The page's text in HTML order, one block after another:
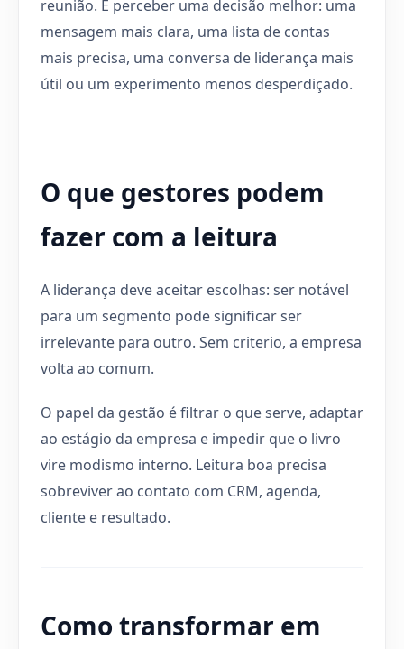
reunião. É perceber uma decisão melhor: uma
mensagem mais clara, uma lista de contas
mais precisa, uma conversa de liderança mais
útil ou um experimento menos desperdiçado.
O que gestores podem
fazer com a leitura
A liderança deve aceitar escolhas: ser notável
para um segmento pode significar ser
irrelevante para outro. Sem criterio, a empresa
volta ao comum.
O papel da gestão é filtrar o que serve, adaptar
ao estágio da empresa e impedir que o livro
vire modismo interno. Leitura boa precisa
sobreviver ao contato com CRM, agenda,
cliente e resultado.
Como transformar em